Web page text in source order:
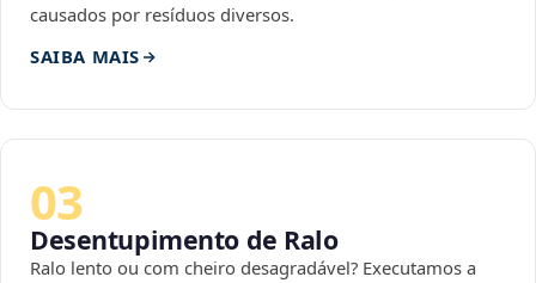
causados por resíduos diversos.
SAIBA MAIS
03
Desentupimento de Ralo
Ralo lento ou com cheiro desagradável? Executamos a